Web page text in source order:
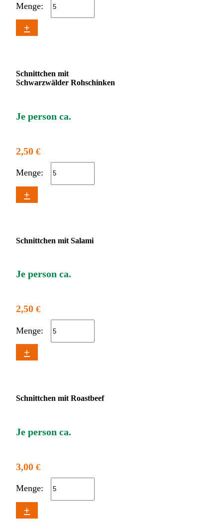
Menge:
+
Schnittchen mit
Schwarzwälder Rohschinken
Je person ca.
2,50€
Menge:
+
Schnittchen mit Salami
Je person ca.
2,50€
Menge:
+
Schnittchen mit Roastbeef
Je person ca.
3,00€
Menge:
+